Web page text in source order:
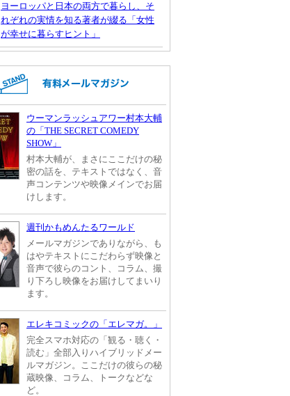
ヨーロッパと日本の両方で暮らし、そ
れぞれの実情を知る著者が綴る「女性
が幸せに暮らすヒント」
ウーマンラッシュアワー村本大輔
の「THE SECRET COMEDY
SHOW」
村本大輔が、まさにここだけの秘
密の話を、テキストではなく、音
声コンテンツや映像メインでお届
けします。
週刊かもめんたるワールド
メールマガジンでありながら、も
はやテキストにこだわらず映像と
音声で彼らのコント、コラム、撮
り下ろし映像をお届けしてまいり
ます。
エレキコミックの「エレマガ。」
完全スマホ対応の「観る・聴く・
読む」全部入りハイブリッドメー
ルマガジン。ここだけの彼らの秘
蔵映像、コラム、トークなどな
ど。